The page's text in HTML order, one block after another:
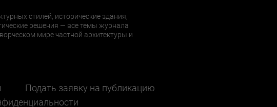
стилей, исторические здания,
решения — все темы журнала
мире частной архитектуры и
Подать заявку на публикацию